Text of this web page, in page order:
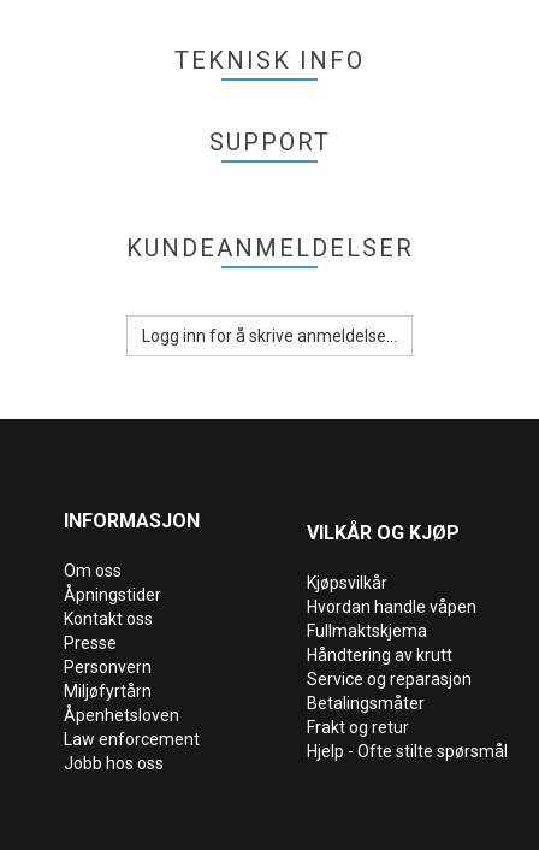
TEKNISK INFO
SUPPORT
KUNDEANMELDELSER
Logg inn for å skrive anmeldelse...
INFORMASJON
Om oss
Åpningstider
Kontakt oss
Presse
Personvern
Miljøfyrtårn
Åpenhetsloven
Law enforcement
Jobb hos oss
VILKÅR OG KJØP
Kjøpsvilkår
Hvordan handle våpen
Fullmaktskjema
Håndtering av krutt
Service og reparasjon
Betalingsmåter
Frakt og retur
Hjelp - Ofte stilte spørsmål